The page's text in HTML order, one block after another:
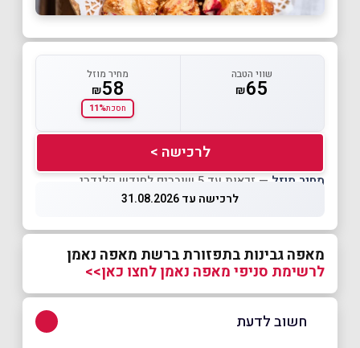
שווי הטבה
₪65
מחיר מוזל
₪58
חסכת11%
לרכישה >
מחיר מוזל — זכאות עד 5 שוברים לחודש קלנדרי
לרכישה עד 31.08.2026
מאפה גבינות בתפזורת ברשת מאפה נאמן
לרשימת סניפי מאפה נאמן לחצו כאן>>
חשוב לדעת